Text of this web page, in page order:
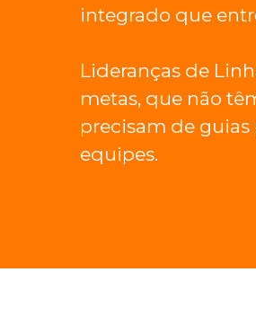
integrado que
Lideranças de
metas, que não
precisam de guias
equipes.